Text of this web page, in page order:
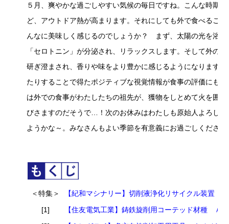
５月、爽やかな過ごしやすい気候の毎日ですね。こんな時期
ど、アウトドア熱が高まります。それにしても外で食べるご
んなに美味しく感じるのでしょうか？ まず、太陽の光を浴び
「セロトニン」が分泌され、リラックスします。そして外の
研ぎ澄まされ、香りや味をより豊かに感じるようになります
たりすることで得たポジティブな視覚情報が食事の評価にも
は外での食事がわたしたちの祖先が、獲物をしとめて火を囲
びさますのだそうで…！次のお休みはわたしも原始人よろし
ようかな～。みなさんもよい季節を有意義にお過ごしください
＜特集＞
【紀和マシナリー】切削液浄化リサイクル装置
[1]
【住友電気工業】鋳鉄旋削用コーテッド材種 Ａ